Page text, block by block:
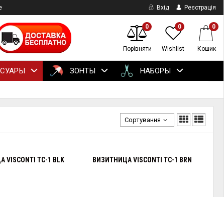
Вхід Реєстрація
0
Порівняти
0
Wishlist
0
Кошик
ЗОНТЫ НАБОРЫ
Сортування
VISCONTI TC-1 BLK ВИЗИТНИЦА VISCONTI TC-1 BRN